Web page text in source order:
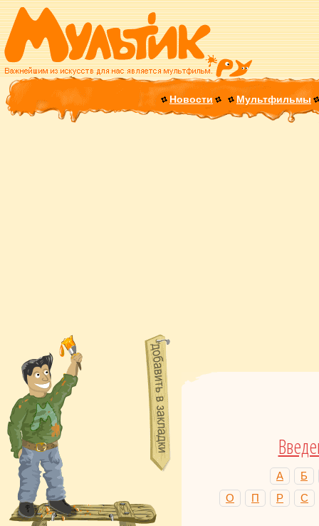
Новости Мультфильмы
А
Б
О
П Р С